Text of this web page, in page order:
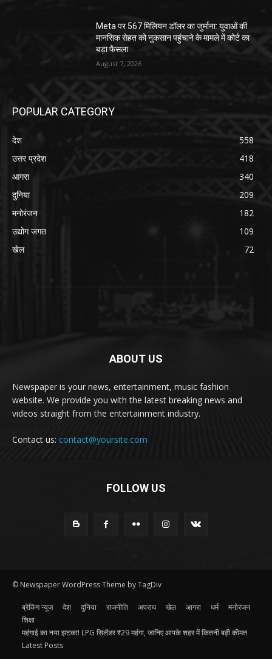
Meta पर 567 मिलियन डॉलर का जुर्माना: युवाओं की
मानसिक सेहत को नुकसान पहुंचाने के मामले में कोर्ट का
बड़ा फैसला
August 7, 2026
POPULAR CATEGORY
देश
558
उत्तर प्रदेश
418
आगरा
340
दुनिया
209
मनोरंजन
182
उद्योग जगत
109
खेल
72
ABOUT US
Newspaper is your news, entertainment, music fashion
website. We provide you with the latest breaking news and
videos straight from the entertainment industry.
Contact us: contact@yoursite.com
FOLLOW US
© Newspaper WordPress Theme by TagDiv
ब्रेकिंग न्यूज़ देश दुनिया राजनीति अपराध खेल आगरा धर्म
मनोरंजन
शिक्षा
महंगाई का नया झटका! LPG सिलेंडर ₹29 महंगा, जानिए आपके शहर में कितनी बढ़ी कीमत
Latest Posts